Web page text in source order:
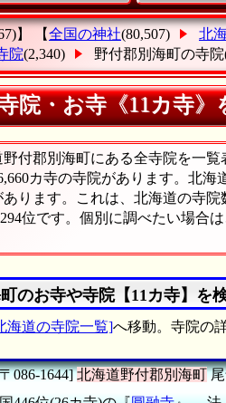
】 【全国の神社(80,507) 北
院(2,340) 野付郡別海町の寺院
院・お寺《11カ寺》
付郡別海町にある全寺院を一
カ寺の寺院があります。北
ります。これは、北海道の寺
位です。個別に調べたい場合
のお寺や寺院【11カ寺】を
海道の寺院一覧]へ移動。寺院の
086-1644] 北海道野付郡別海町尾